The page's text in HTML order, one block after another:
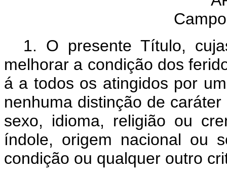
1. O presente Título,
melhorar a condição dos
á a todos os atingidos por
nenhuma distinção de
sexo, idioma, religião ou
índole, origem nacional ou
condição ou qualquer outro